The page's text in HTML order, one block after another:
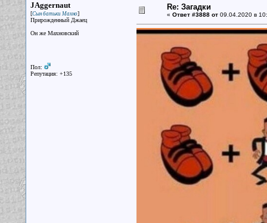
JAggernaut
[Сын батьки Махно]
Прирожденный Джаец
Он же Махновский
Пол:
Репутация: +135
Re: Загадки
« Ответ #3888 от09.04.2020 в